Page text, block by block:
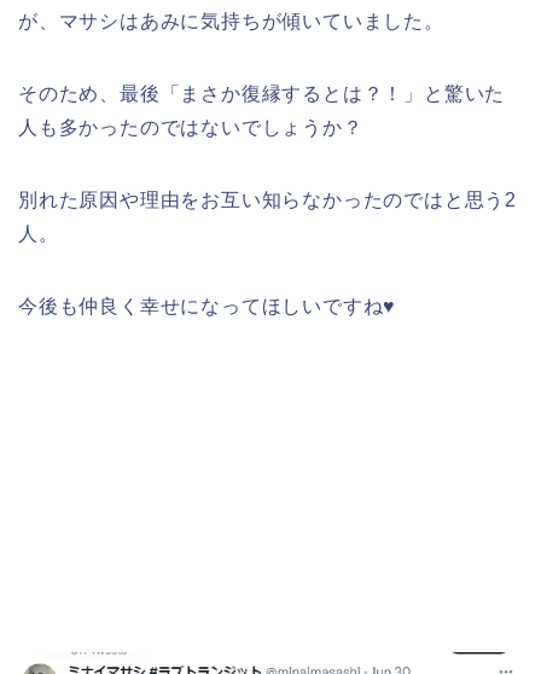
が、マサシはあみに気持ちが傾いていました。
そのため、最後「まさか復縁するとは？！」と驚いた
人も多かったのではないでしょうか？
別れた原因や理由をお互い知らなかったのではと思う2
人。
今後も仲良く幸せになってほしいですね♥